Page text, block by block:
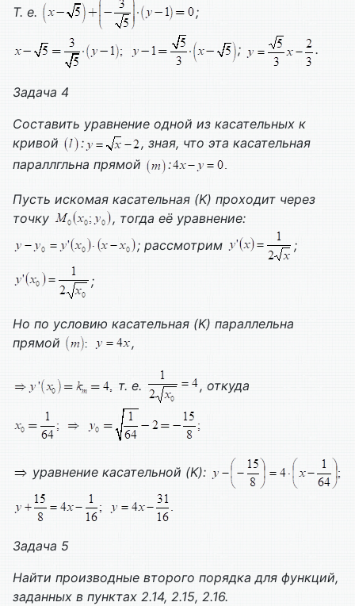
Т. е. ;
; .
Задача 4
Составить уравнение одной из касательных к
кривой
:
, зная, что эта касательная
параллгльна прямой
:
Пусть искомая касательная (K) проходит через
точку
, тогда её уравнение:
; рассмотрим
;
;
Но по условию касательная (K) параллельна
прямой
,
т. е. , откуда
уравнение касательной (K):
Задача 5
Найти производные второго порядка для функций,
заданных в пунктах 2.14, 2.15, 2.16.